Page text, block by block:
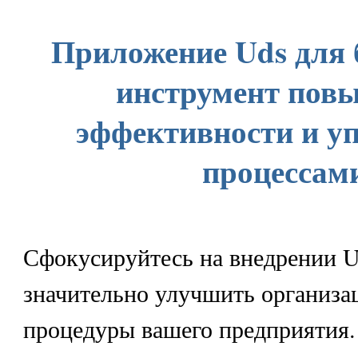
Приложение Uds для
инструмент
эффективности и
Сфокусируйтесь на внедрении
значительно улучшить
процедуры вашего